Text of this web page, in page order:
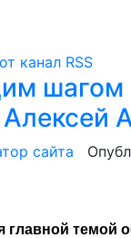
канал RSS
шагом
сайта
главной темой